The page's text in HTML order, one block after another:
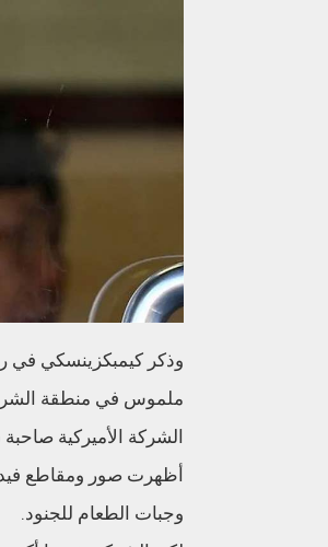
وذكر كيمبكزينسكي في
ملموس في منطقة
الشركة الأميركية
أظهرت صور ومقاطع
وجبات الطعام للجنود.